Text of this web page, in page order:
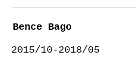
Bence Bago
2015/10-2018/05